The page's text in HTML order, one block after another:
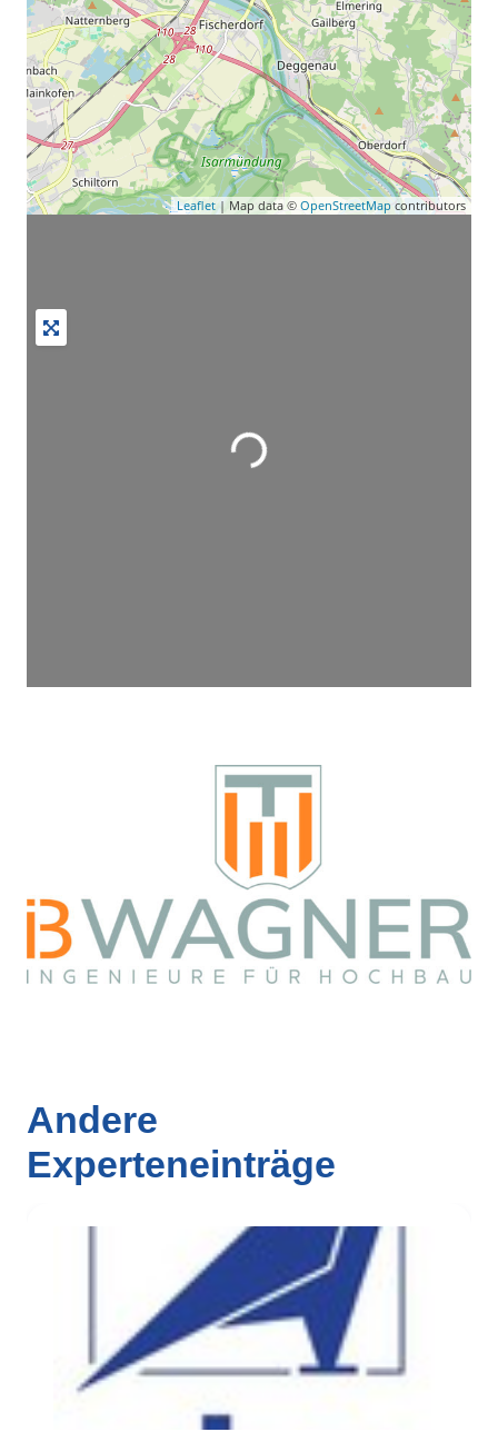
Leaflet| Map data © OpenStreetMap contributors
Wird geladen …
Andere
Experteneinträge